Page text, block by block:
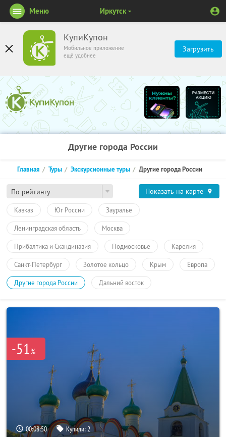
КупиКупон
Мобильное приложение
ещё удобнее
Загрузить
Меню Иркутск
Другие города России
По рейтингу
Главная Туры Экскурсионные туры Другие города России
Показать на карте
Кавказ Юг России Зауралье
Ленинградская область Москва
Прибалтика и Скандинавия Подмосковье Карелия
Санкт-Петербург Золотое кольцо Крым Европа
Другие города России Дальний восток
-51%
00:08:50 Купили: 2